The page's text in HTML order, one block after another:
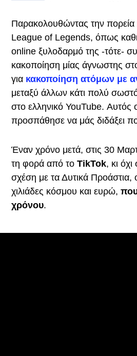
Παρακολουθώντας την
League of Legends, όπως
online ξυλοδαρμό της -τότε-
κακοποίηση μίας άγνωστης
για κακοποίηση ατόμων με
μεταξύ άλλων κάτι πολύ
στο ελληνικό YouTube. Αυτός
προσπάθησε να μάς διδάξει
Έναν χρόνο μετά, στις 30
τη φορά από το TikTok, κι όχι
σχέση με τα Δυτικά Προάστια,
χιλιάδες κόσμου και ευρώ,
χρόνου.